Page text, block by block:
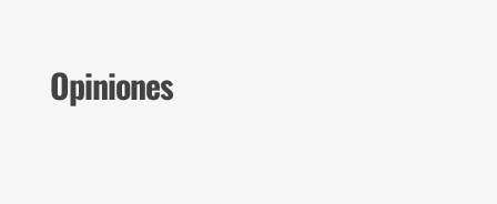
Opiniones